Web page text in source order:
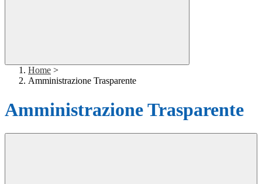
Home >
Amministrazione Trasparente
Amministrazione Trasparente